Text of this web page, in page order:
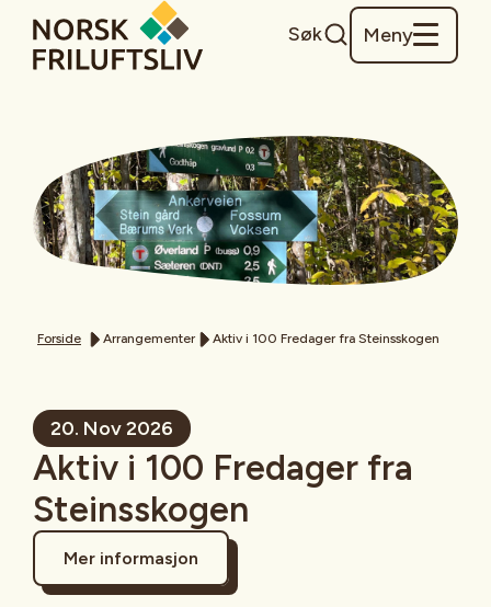
Søk Meny
Forside Arrangementer Aktiv i 100 Fredager fra Steinsskogen
20. Nov 2026
Aktiv i 100 Fredager fra
Steinsskogen
Mer informasjon